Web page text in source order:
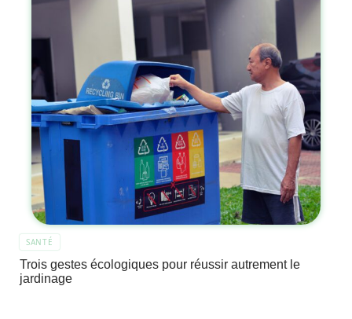
SANTÉ
Trois gestes écologiques pour réussir autrement le
jardinage